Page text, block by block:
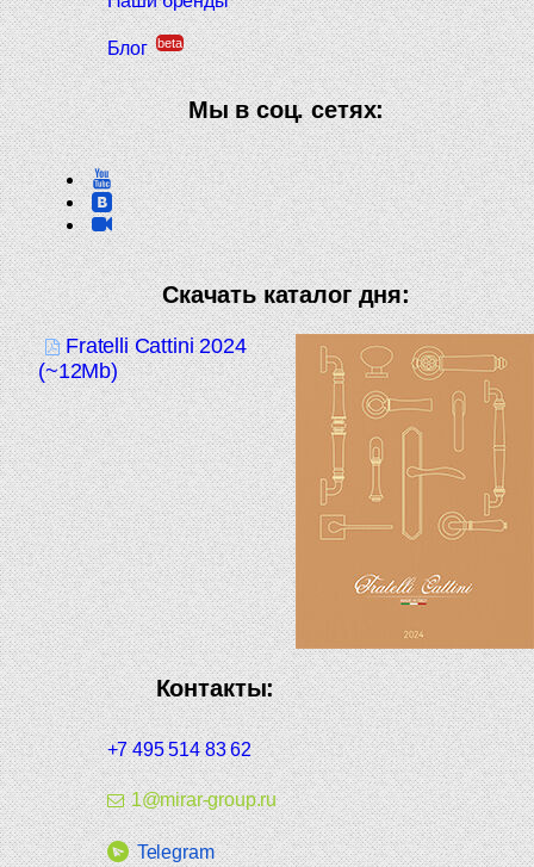
Блог beta
Мы в соц. сетях:
Скачать каталог дня:
Fratelli Cattini 2024
(~12Mb)
Контакты:
+7 495 514 83 62
1@mirar-group.ru
Telegram